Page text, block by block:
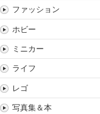
ファッション
ホビー
ミニカー
ライフ
レゴ
写真集＆本